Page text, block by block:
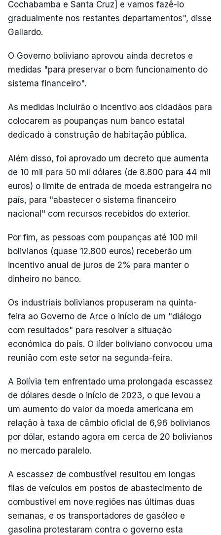
Cochabamba e Santa Cruz] e vamos fazê-lo
gradualmente nos restantes departamentos", disse
Gallardo.
O Governo boliviano aprovou ainda decretos e
medidas "para preservar o bom funcionamento do
sistema financeiro".
As medidas incluirão o incentivo aos cidadãos para
colocarem as poupanças num banco estatal
dedicado à construção de habitação pública.
Além disso, foi aprovado um decreto que aumenta
de 10 mil para 50 mil dólares (de 8.800 para 44 mil
euros) o limite de entrada de moeda estrangeira no
país, para "abastecer o sistema financeiro
nacional" com recursos recebidos do exterior.
Por fim, as pessoas com poupanças até 100 mil
bolivianos (quase 12.800 euros) receberão um
incentivo anual de juros de 2% para manter o
dinheiro no banco.
Os industriais bolivianos propuseram na quinta-
feira ao Governo de Arce o início de um "diálogo
com resultados" para resolver a situação
económica do país. O líder boliviano convocou uma
reunião com este setor na segunda-feira.
A Bolívia tem enfrentado uma prolongada escassez
de dólares desde o início de 2023, o que levou a
um aumento do valor da moeda americana em
relação à taxa de câmbio oficial de 6,96 bolivianos
por dólar, estando agora em cerca de 20 bolivianos
no mercado paralelo.
A escassez de combustível resultou em longas
filas de veículos em postos de abastecimento de
combustível em nove regiões nas últimas duas
semanas, e os transportadores de gasóleo e
gasolina protestaram contra o governo esta